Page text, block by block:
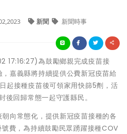
新聞 新聞時事
17:16:27)為鼓勵鄉親完成疫苗接
嘉義縣將持續提供公費新冠疫苗給
起接種疫苗後可領家用快篩5劑，活
後回歸常態一起守護縣民。
向常態化，提供新冠疫苗接種的各
費，為持續鼓勵民眾踴躍接種COV